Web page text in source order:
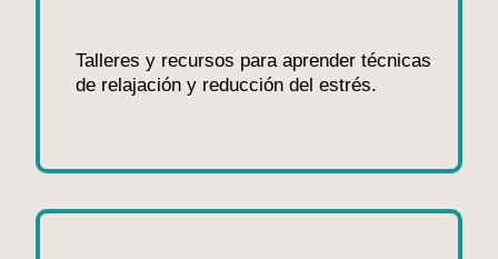
Talleres y recursos para aprender técnicas
de relajación y reducción del estrés.